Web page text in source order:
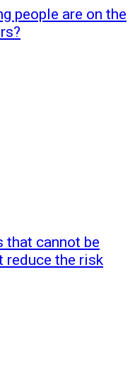
people are on the
that cannot be
reduce the risk